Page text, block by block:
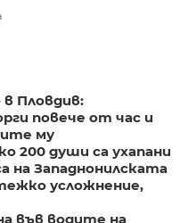
Пловдив:
повече от час и
му
200 души са ухапани
на Западнонилската
усложнение,
във водите на